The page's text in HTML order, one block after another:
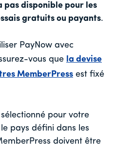
pas disponible pour les
gratuits ou payants.
PayNow avec
vous que la devise
MemberPress est fixé
pour votre
pays défini dans les
doivent être